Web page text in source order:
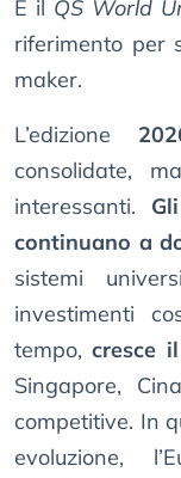
È il QS World
riferimento per
maker.
L’edizione
consolidate,
interessanti.
continuano a
sistemi
investimenti
tempo,cresce
Singapore,
competitive. In
evoluzione,